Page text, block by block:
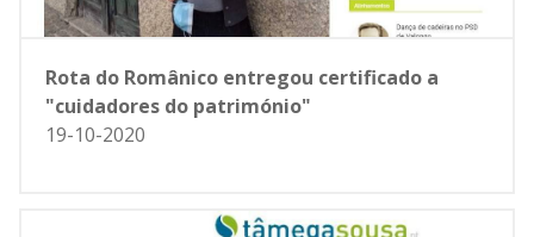
Rota do Românico entregou certificado a
"cuidadores do património"
19-10-2020